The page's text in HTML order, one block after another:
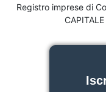
Registro imprese di